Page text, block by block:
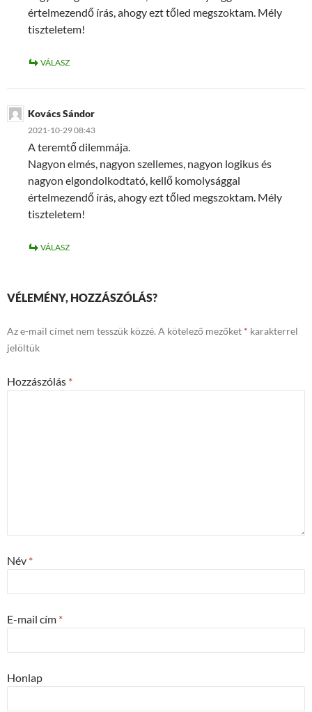
értelmezendő írás, ahogy ezt tőled megszoktam. Mély
tiszteletem!
VÁLASZ
Kovács Sándor
2021-10-29 08:43
A teremtő dilemmája.
Nagyon elmés, nagyon szellemes, nagyon logikus és
nagyon elgondolkodtató, kellő komolysággal
értelmezendő írás, ahogy ezt tőled megszoktam. Mély
tiszteletem!
VÁLASZ
VÉLEMÉNY, HOZZÁSZÓLÁS?
Az e-mail címet nem tesszük közzé. A kötelező mezőket * karakterrel
jelöltük
Hozzászólás *
Név *
E-mail cím *
Honlap